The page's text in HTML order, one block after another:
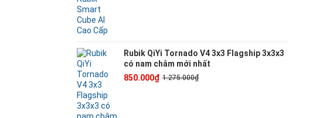
Rubik QiYi Tornado V4 3x3 Flagship 3x3x3
có nam châm mới nhất
850.000₫ 1.275.000₫